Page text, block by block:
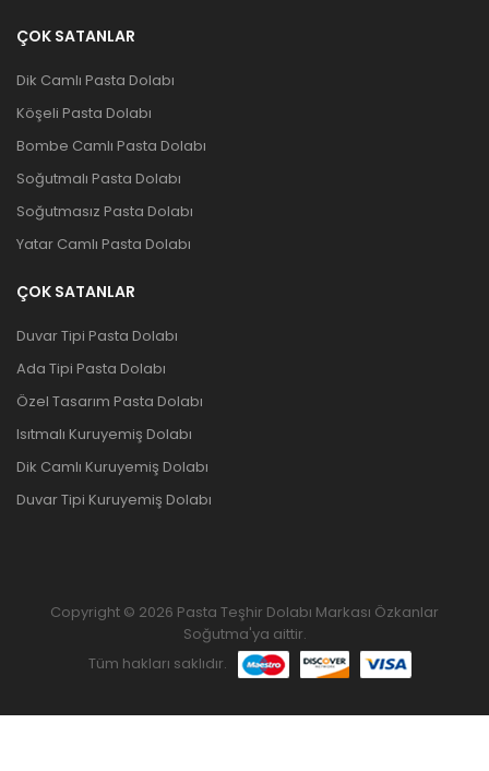
ÇOK SATANLAR
Dik Camlı Pasta Dolabı
Köşeli Pasta Dolabı
Bombe Camlı Pasta Dolabı
Soğutmalı Pasta Dolabı
Soğutmasız Pasta Dolabı
Yatar Camlı Pasta Dolabı
ÇOK SATANLAR
Duvar Tipi Pasta Dolabı
Ada Tipi Pasta Dolabı
Özel Tasarım Pasta Dolabı
Isıtmalı Kuruyemiş Dolabı
Dik Camlı Kuruyemiş Dolabı
Duvar Tipi Kuruyemiş Dolabı
Copyright © 2026 Pasta Teşhir Dolabı Markası Özkanlar
Soğutma'ya aittir.
Tüm hakları saklıdır.